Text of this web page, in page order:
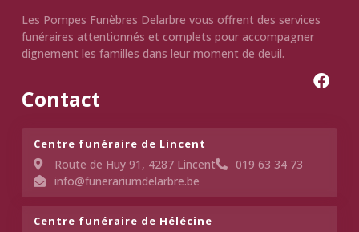
Les Pompes Funèbres Delarbre vous offrent des services
funéraires attentionnés et complets pour accompagner
dignement les familles dans leur moment de deuil.
Contact
Centre funéraire de Lincent​
Route de Huy 91, 4287 Lincent
019 63 34 73
info@funerariumdelarbre.be
Centre funéraire de Hélécine